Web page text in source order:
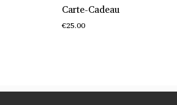
Carte-Cadeau
€25.00